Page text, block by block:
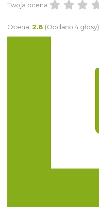
Twoja ocena:
Ocena: 2.8 (Oddano 4 głosy)